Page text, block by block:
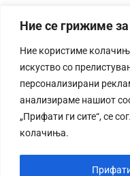
Ние се грижиме
Ние користиме
искуство со
персонализирани
анализираме нашиот
„Прифати ги сите“, се
колачиња.